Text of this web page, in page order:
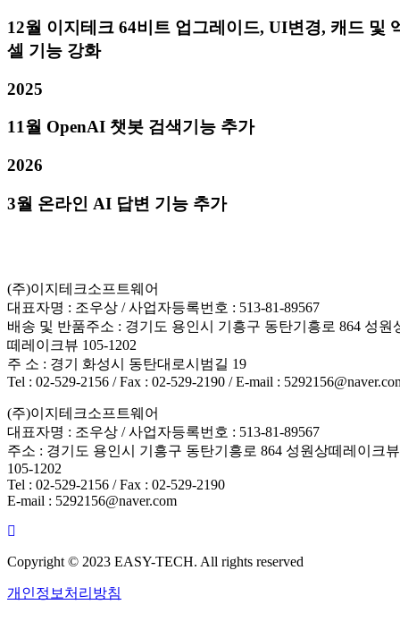
12월 이지테크 64비트 업그레이드, UI변경, 캐드 및
셀 기능 강화
2025
11월 OpenAI 챗봇 검색기능 추가
2026
3월 온라인 AI 답변 기능 추가
(주)이지테크소프트웨어
대표자명 : 조우상 / 사업자등록번호 : 513-81-89567
배송 및 반품주소 : 경기도 용인시 기흥구 동탄기흥로 864 성원
떼레이크뷰 105-1202
주 소 : 경기 화성시 동탄대로시범길 19
Tel : 02-529-2156 / Fax : 02-529-2190 / E-mail :
(주)이지테크소프트웨어
대표자명 : 조우상 / 사업자등록번호 : 513-81-89567
주소 : 경기도 용인시 기흥구 동탄기흥로 864 성원상떼레이크뷰
105-1202
Tel : 02-529-2156 / Fax : 02-529-2190
E-mail : 5292156@naver.com
Copyright © 2023 EASY-TECH. All rights reserved
개인정보처리방침